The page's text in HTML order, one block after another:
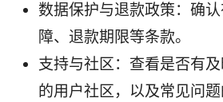
数据保护与退款政策：确
障、退款期限等条款。
支持与社区：查看是否有
的用户社区，以及常见问题